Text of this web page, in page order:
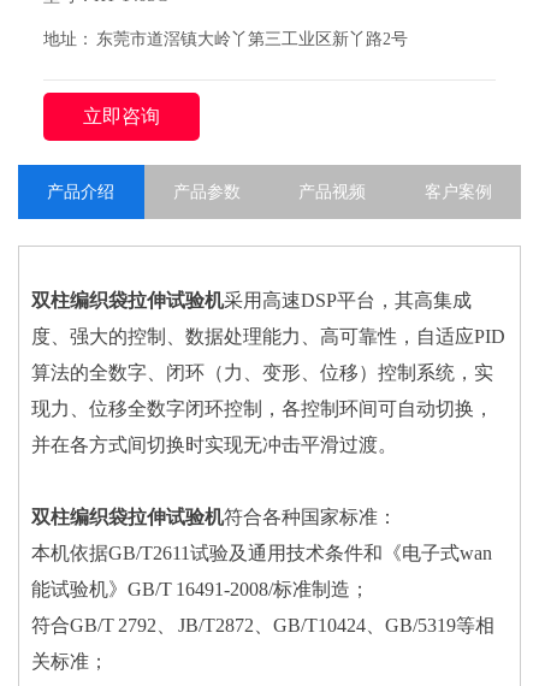
地址： 东莞市道滘镇大岭丫第三工业区新丫路2号
立即咨询
产品介绍 产品参数 产品视频 客户案例
双柱编织袋拉伸试验机采用高速DSP平台，其高集成
度、强大的控制、数据处理能力、高可靠性，自适应PID
算法的全数字、闭环（力、变形、位移）控制系统，实
现力、位移全数字闭环控制，各控制环间可自动切换，
并在各方式间切换时实现无冲击平滑过渡。
双柱编织袋拉伸试验机符合各种国家标准：
本机依据GB/T2611试验及通用技术条件和《电子式wan
能试验机》GB/T 16491-2008/标准制造；
符合GB/T 2792、 JB/T2872、GB/T10424、GB/5319等相
关标准；